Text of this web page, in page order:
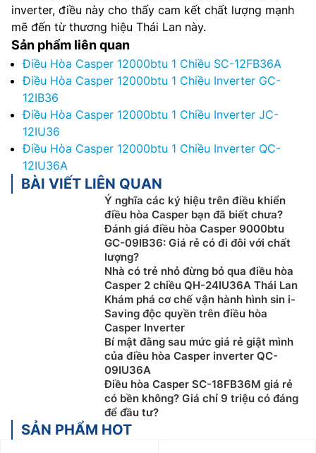
inverter, điều này cho thấy cam kết chất lượng mạnh
mẽ đến từ thương hiệu Thái Lan này.
Sản phẩm liên quan
Điều Hòa Casper 12000btu 1 Chiều SC-12FB36A
Điều Hòa Casper 12000btu 1 Chiều Inverter GC-
12IB36
Điều Hòa Casper 12000btu 1 Chiều Inverter JC-
12IU36
Điều Hòa Casper 12000btu 1 Chiều Inverter QC-
12IU36A
BÀI VIẾT LIÊN QUAN
Ý nghĩa các ký hiệu trên điều khiển
điều hòa Casper bạn đã biết chưa?
Đánh giá điều hòa Casper 9000btu
GC-09IB36: Giá rẻ có đi đôi với chất
lượng?
Nhà có trẻ nhỏ đừng bỏ qua điều hòa
Casper 2 chiều QH-24IU36A Thái Lan
Khám phá cơ chế vận hành hình sin i-
Saving độc quyền trên điều hòa
Casper Inverter
Bí mật đằng sau mức giá rẻ giật mình
của điều hòa Casper inverter QC-
09IU36A
Điều hòa Casper SC-18FB36M giá rẻ
có bền không? Giá chỉ 9 triệu có đáng
để đầu tư?
SẢN PHẨM HOT